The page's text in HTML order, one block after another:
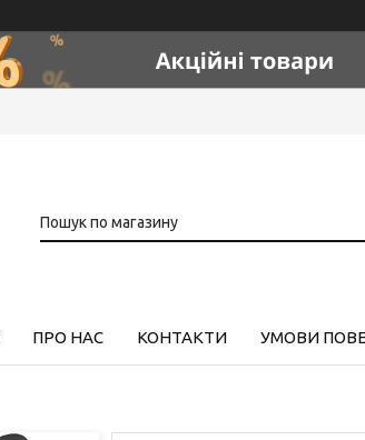
ПРО НАС КОНТАКТИ УМОВИ